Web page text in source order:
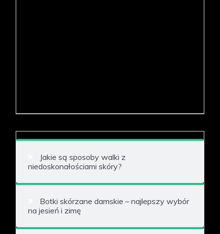
Jakie są sposoby walki z
niedoskonałościami skóry?
Botki skórzane damskie – najlepszy wybór
na jesień i zimę